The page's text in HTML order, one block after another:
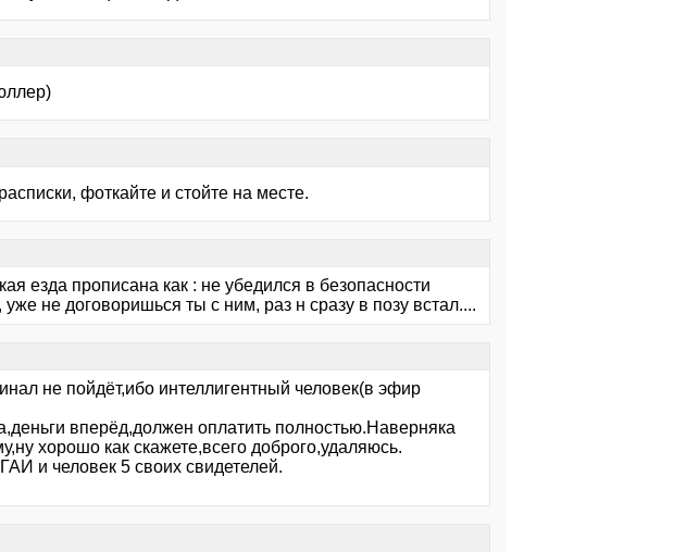
фоткайте и стойте на месте.
езда прописана как : не убедился в безопасности
не договоришься ты с ним, раз н сразу в позу встал....
не пойдёт,ибо интеллигентный человек(в эфир
вперёд,должен оплатить полностью.Наверняка
хорошо как скажете,всего доброго,удаляюсь.
и человек 5 своих свидетелей.